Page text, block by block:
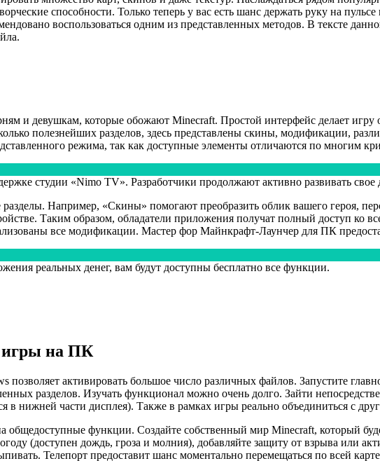
способности. Только теперь у вас есть шанс держать руку на
воспользоваться одним из представленных методов. В тексте
и девушкам, которые обожают Minecraft. Простой интерфейс делает
полезнейших разделов, здесь представлены скины, модификации,
режима, так как доступные элементы отличаются по многим
студии «Nimo TV». Разработчики продолжают активно развивать
разделы. Например, «Скины» помогают преобразить облик вашего героя,
Таким образом, обладатели приложения получат полный доступ
все модификации. Мастер фор Майнкрафт-Лаунчер для ПК
реальных денег, вам будут доступны бесплатно все функции.
игры на ПК
позволяет активировать большое число различных файлов. Запустите
разделов. Изучать функционал можно очень долго. Зайти
в нижней части дисплея). Также в рамках игры реально объединиться с
общедоступные функции. Создайте собственный мир Minecraft, который
(доступен дождь, гроза и молния), добавляйте защиту от взрыва или
Телепорт предоставит шанс моментально перемещаться по всей